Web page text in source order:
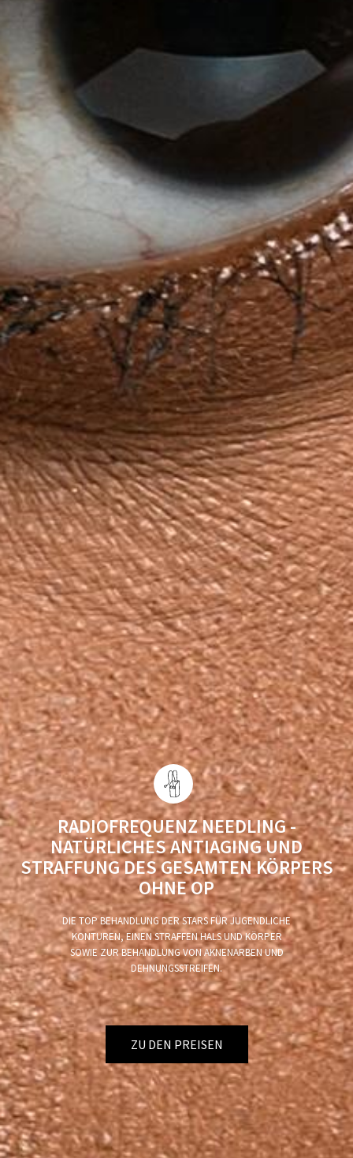
RADIOFREQUENZ NEEDLING -
NATÜRLICHES ANTIAGING UND
STRAFFUNG DES GESAMTEN KÖRPERS
OHNE OP
DIE TOP BEHANDLUNG DER STARS FÜR JUGENDLICHE
KONTUREN, EINEN STRAFFEN HALS UND KÖRPER
SOWIE ZUR BEHANDLUNG VON AKNENARBEN UND
DEHNUNGSSTREIFEN.
ZU DEN PREISEN